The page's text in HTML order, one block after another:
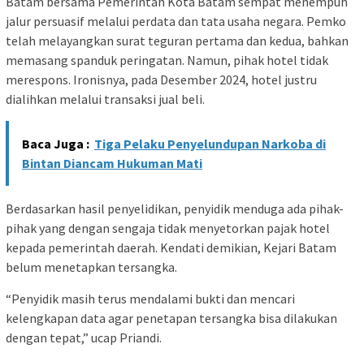
jalur persuasif melalui perdata dan tata usaha negara. Pemko
telah melayangkan surat teguran pertama dan kedua, bahkan
memasang spanduk peringatan. Namun, pihak hotel tidak
merespons. Ironisnya, pada Desember 2024, hotel justru
dialihkan melalui transaksi jual beli.
Baca Juga : Tiga Pelaku Penyelundupan Narkoba di
Bintan Diancam Hukuman Mati
Berdasarkan hasil penyelidikan, penyidik menduga ada pihak-
pihak yang dengan sengaja tidak menyetorkan pajak hotel
kepada pemerintah daerah. Kendati demikian, Kejari Batam
belum menetapkan tersangka.
“Penyidik masih terus mendalami bukti dan mencari
kelengkapan data agar penetapan tersangka bisa dilakukan
dengan tepat,” ucap Priandi.